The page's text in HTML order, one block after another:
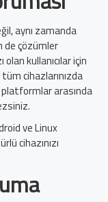
aynı zamanda
de çözümler
kullanıcılar için
tüm cihazlarınızda
arasında
ve Linux
cihazınızı